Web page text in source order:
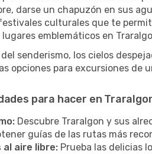
darse un chapuzón en sus
culturales que te
emblemáticos en
senderismo, los cielos
opciones para excursiones
para hacer en
Descubre Traralgon y sus
guías de las rutas más
al aire libre: Prueba las delicias